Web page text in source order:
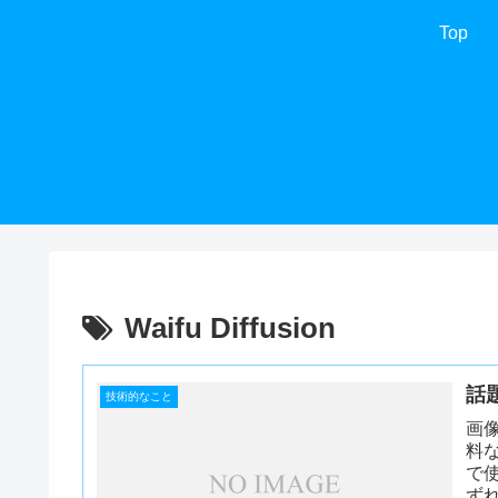
Top
Waifu Diffusion
技術的なこと 話
画
料
で